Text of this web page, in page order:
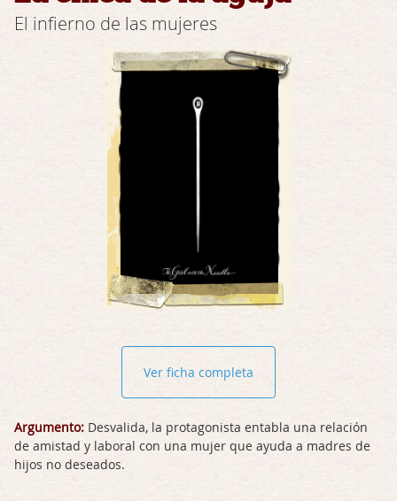
El infierno de las mujeres
Ver ficha completa
Argumento: Desvalida, la protagonista entabla una relación
de amistad y laboral con una mujer que ayuda a madres de
hijos no deseados.